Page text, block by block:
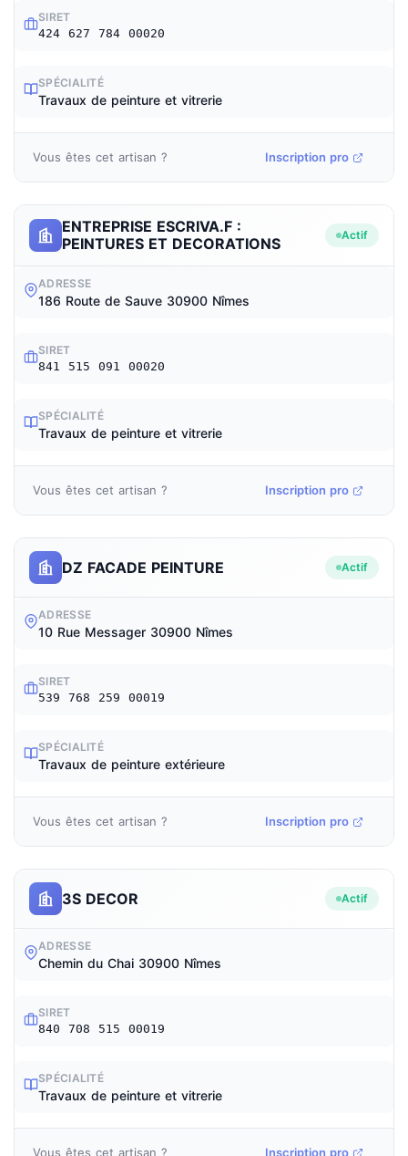
SIRET
424 627 784 00020
SPÉCIALITÉ
Travaux de peinture et vitrerie
Vous êtes cet artisan ? Inscription pro
ENTREPRISE ESCRIVA.F :
PEINTURES ET DECORATIONS
Actif
ADRESSE
186 Route de Sauve 30900 Nîmes
SIRET
841 515 091 00020
SPÉCIALITÉ
Travaux de peinture et vitrerie
Vous êtes cet artisan ? Inscription pro
DZ FACADE PEINTURE Actif
ADRESSE
10 Rue Messager 30900 Nîmes
SIRET
539 768 259 00019
SPÉCIALITÉ
Travaux de peinture extérieure
Vous êtes cet artisan ? Inscription pro
3S DECOR Actif
ADRESSE
Chemin du Chai 30900 Nîmes
SIRET
840 708 515 00019
SPÉCIALITÉ
Travaux de peinture et vitrerie
Vous êtes cet artisan ? Inscription pro